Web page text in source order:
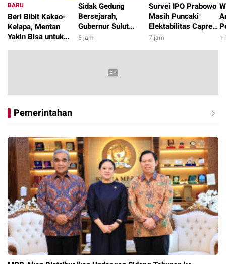
BARU
Beri Bibit Kakao-
Kelapa, Mentan
Yakin Bisa untuk
4 jam
Sidak Gedung
Bersejarah,
Gubernur Sulut
Pergoki Warga Tidur
5 jam
Survei IPO Prabowo
Masih Puncaki
Elektabilitas Capres
dengan 23,4 Persen
7 jam 1
Pemerintahan